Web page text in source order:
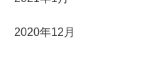
2020年12月